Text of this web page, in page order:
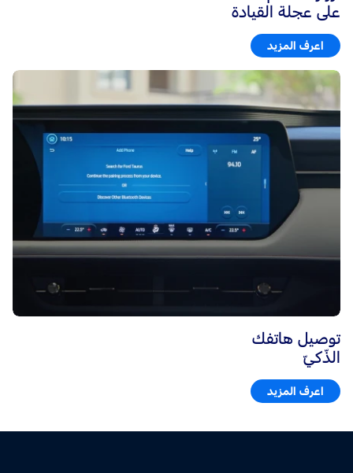
على عجلة القيادة
اعرف المزيد
توصيل هاتفك
الذّكيّ
اعرف المزيد